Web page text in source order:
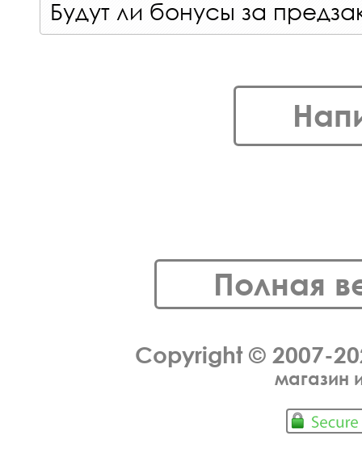
Будут ли бонусы за
Полная
Copyright © 2007-
магазин